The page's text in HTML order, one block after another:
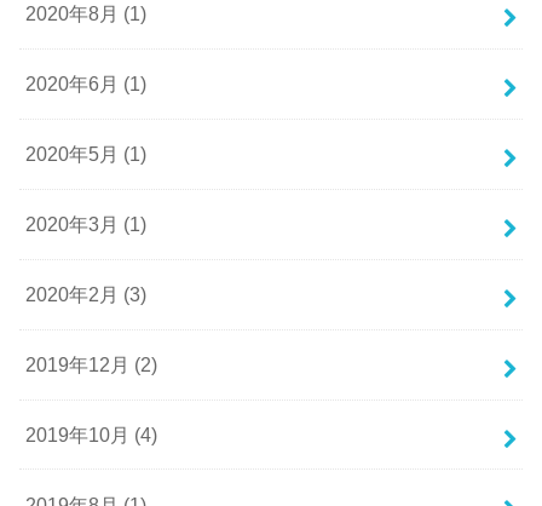
2020年8月 (1)
2020年6月 (1)
2020年5月 (1)
2020年3月 (1)
2020年2月 (3)
2019年12月 (2)
2019年10月 (4)